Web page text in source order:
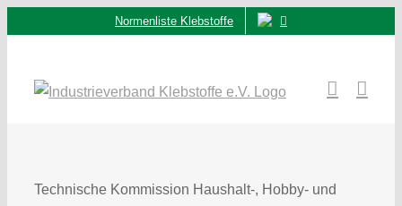
Normenliste Klebstoffe
Technische Kommission Haushalt-, Hobby- und